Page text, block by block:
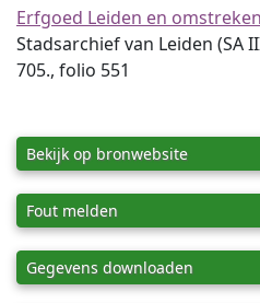
Erfgoed Leiden en omstreken
Stadsarchief van Leiden (SA
705., folio 551
Bekijk op bronwebsite
Fout melden
Gegevens downloaden